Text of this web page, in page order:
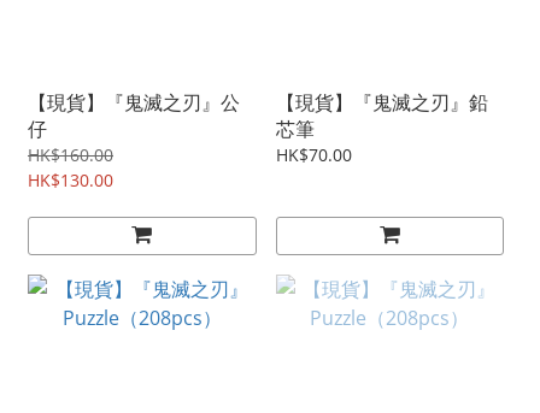
【現貨】『鬼滅之刃』公
仔
HK$160.00
HK$130.00
【現貨】『鬼滅之刃』鉛
芯筆
HK$70.00